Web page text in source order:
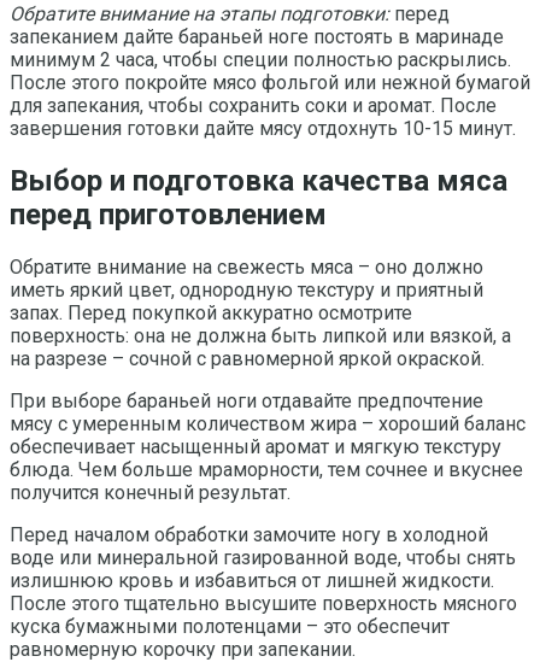
Обратите внимание на этапы подготовки:перед
запеканием дайте бараньей ноге постоять в маринаде
минимум 2 часа, чтобы специи полностью раскрылись.
После этого покройте мясо фольгой или нежной бумагой
для запекания, чтобы сохранить соки и аромат. После
завершения готовки дайте мясу отдохнуть 10-15 минут.
Выбор и подготовка качества мяса
перед приготовлением
Обратите внимание на свежесть мяса – оно должно
иметь яркий цвет, однородную текстуру и приятный
запах. Перед покупкой аккуратно осмотрите
поверхность: она не должна быть липкой или вязкой, а
на разрезе – сочной с равномерной яркой окраской.
При выборе бараньей ноги отдавайте предпочтение
мясу с умеренным количеством жира – хороший баланс
обеспечивает насыщенный аромат и мягкую текстуру
блюда. Чем больше мраморности, тем сочнее и вкуснее
получится конечный результат.
Перед началом обработки замочите ногу в холодной
воде или минеральной газированной воде, чтобы снять
излишнюю кровь и избавиться от лишней жидкости.
После этого тщательно высушите поверхность мясного
куска бумажными полотенцами – это обеспечит
равномерную корочку при запекании.